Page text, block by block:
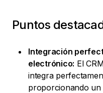
Puntos
Integración
electrónico: El
integra
proporcionando